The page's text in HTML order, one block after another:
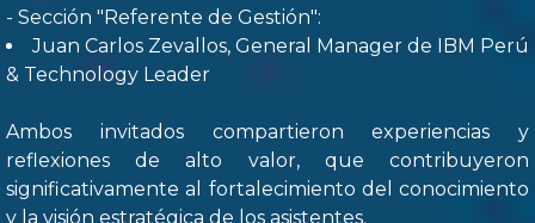
- Sección "Referente de Gestión":
Juan Carlos Zevallos, General Manager de IBM Perú
& Technology Leader
Ambos invitados compartieron experiencias y
reflexiones de alto valor, que contribuyeron
significativamente al fortalecimiento del conocimiento
y la visión estratégica de los asistentes.